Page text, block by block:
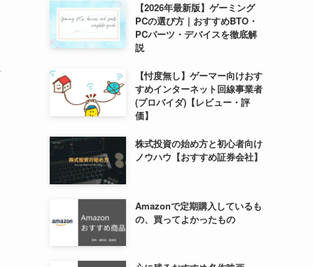
【2026年最新版】ゲーミング
PCの選び方｜おすすめBTO・
PCパーツ・デバイスを徹底解
説
【忖度無し】ゲーマー向けおす
すめインターネット回線事業者
(プロバイダ)【レビュー・評
価】
株式投資の始め方と初心者向け
ノウハウ【おすすめ証券会社】
Amazonで定期購入しているも
の、買ってよかったもの